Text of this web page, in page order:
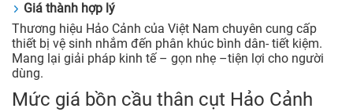
Giá thành hợp lý
Thương hiệu Hảo Cảnh của Việt Nam chuyên cung cấp
thiết bị vệ sinh nhắm đến phân khúc bình dân- tiết kiệm.
Mang lại giải pháp kinh tế – gọn nhẹ –tiện lợi cho người
dùng.
Mức giá bồn cầu thân cụt Hảo Cảnh